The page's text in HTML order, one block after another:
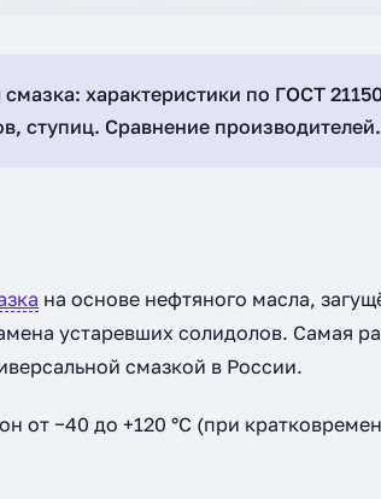
характеристики по ГОСТ
ступиц. Сравнение производителей.
на основе нефтяного масла,
устаревших солидолов. Самая
смазкой в России.
от −40 до +120 °C (при